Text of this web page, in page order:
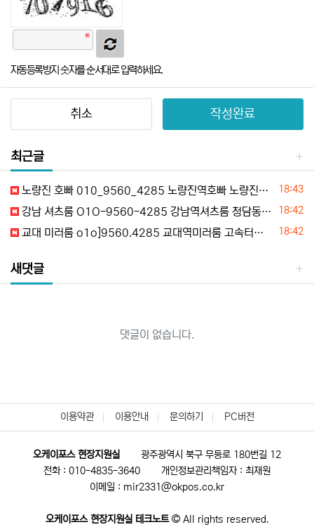
자동등록방지 숫자를 순서대로 입력하세요.
작성완료
취소
최근글
등록일
18:43
노량진 호빠 010_9560_4285 노량진역호빠 노량진수산호빠 사당호빠 노량진가라오케 추천
등록일
18:42
강남 셔츠룸 O1O-9560-4285 강남역셔츠룸 청담동셔츠룸 역삼동셔츠룸 논현동셔츠룸 초이스정보
등록일
18:42
교대 미러룸 o1o]9560.4285 교대역미러룸 고속터미널미러룸 내방동미러룸 반포동미러룸 시세문의
새댓글
댓글이 없습니다.
이용약관 이용안내 문의하기 PC버전
오케이포스 현장지원실
광주광역시 북구 무등로 180번길 12
전화 : 010-4835-3640
개인정보관리책임자 : 최재원
이메일 : mir2331@okpos.co.kr
오케이포스 현장지원실 테크노트 All rights reserved.